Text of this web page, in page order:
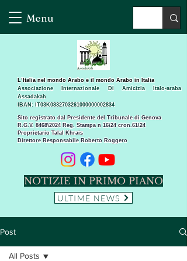
Menu
Sito registrato dal Presidente del Tribunale di Genova
R.G.V. 8468\2024 Reg. Stampa n 16\24 cron.61\24 ​
Proprietario Talal Khrais
Direttore Responsabile Roberto Roggero
L’Italia nel mondo Arabo e il mondo Arabo in Italia
Associazione Internazionale Di Amicizia Italo-araba
Assadakah
IBAN: IT03K0832703261000000002834
NOTIZIE IN PRIMO PIANO
ULTIME NEWS
Post
All Posts